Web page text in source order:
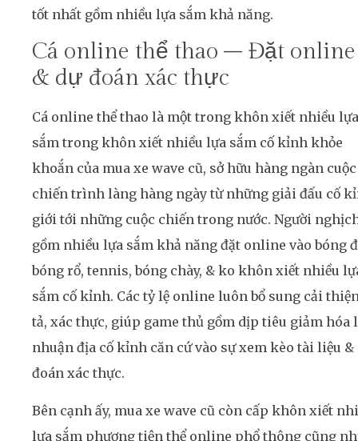
tốt nhất gồm nhiều lựa sắm khả năng.
Cá online thể thao – Đặt online
& dự đoán xác thực
Cá online thể thao là một trong khôn xiết nhiều lựa
sắm trong khôn xiết nhiều lựa sắm cố kỉnh khỏe
khoắn của mua xe wave cũ, sở hữu hàng ngàn cuộc
chiến trình làng hàng ngày từ những giải đấu cố
giới tới những cuộc chiến trong nước. Người
gồm nhiều lựa sắm khả năng đặt online vào bóng
bóng rổ, tennis, bóng chày, & ko khôn xiết nhiều
sắm cố kỉnh. Các tỷ lệ online luôn bổ sung cải
tả, xác thực, giúp game thủ gồm dịp tiêu giảm hóa
nhuận địa cố kỉnh căn cứ vào sự xem kèo tài liệu &
đoán xác thực.
Bên cạnh ấy, mua xe wave cũ còn cấp khôn xiết
lựa sắm phương tiện thể online phổ thông cũng